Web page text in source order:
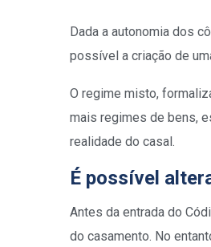
Dada a autonomia dos
possível a criação de
O regime misto,
mais regimes de bens,
realidade do casal.
É possível
Antes da entrada do
do casamento. No